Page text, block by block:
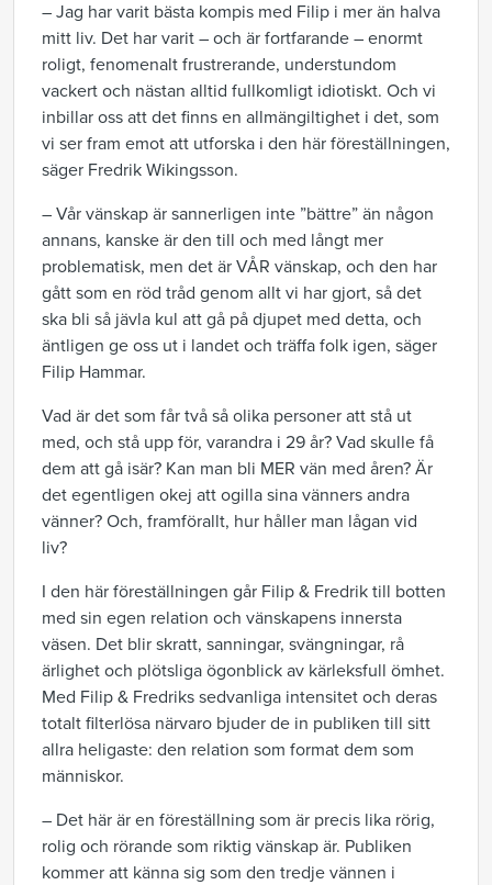
– Jag har varit bästa kompis med Filip i mer än halva
mitt liv. Det har varit – och är fortfarande – enormt
roligt, fenomenalt frustrerande, understundom
vackert och nästan alltid fullkomligt idiotiskt. Och vi
inbillar oss att det finns en allmängiltighet i det, som
vi ser fram emot att utforska i den här föreställningen,
säger Fredrik Wikingsson.
– Vår vänskap är sannerligen inte ”bättre” än någon
annans, kanske är den till och med långt mer
problematisk, men det är VÅR vänskap, och den har
gått som en röd tråd genom allt vi har gjort, så det
ska bli så jävla kul att gå på djupet med detta, och
äntligen ge oss ut i landet och träffa folk igen, säger
Filip Hammar.
Vad är det som får två så olika personer att stå ut
med, och stå upp för, varandra i 29 år? Vad skulle få
dem att gå isär? Kan man bli MER vän med åren? Är
det egentligen okej att ogilla sina vänners andra
vänner? Och, framförallt, hur håller man lågan vid
liv?
I den här föreställningen går Filip & Fredrik till botten
med sin egen relation och vänskapens innersta
väsen. Det blir skratt, sanningar, svängningar, rå
ärlighet och plötsliga ögonblick av kärleksfull ömhet.
Med Filip & Fredriks sedvanliga intensitet och deras
totalt filterlösa närvaro bjuder de in publiken till sitt
allra heligaste: den relation som format dem som
människor.
– Det här är en föreställning som är precis lika rörig,
rolig och rörande som riktig vänskap är. Publiken
kommer att känna sig som den tredje vännen i